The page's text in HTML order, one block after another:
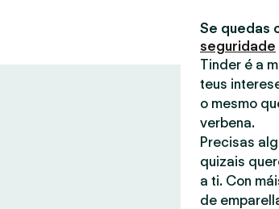
Se quedas
seguridade
Tinder é a
teus
o mesmo
verbena.
Precisas
quizais
a ti. Con
de